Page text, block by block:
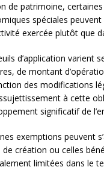
de patrimoine,
spéciales
exercée plutôt que
d’application varient
de montant
des modifications
à cette
significatif de
exemptions peuvent
de création ou celles
limitées dans le